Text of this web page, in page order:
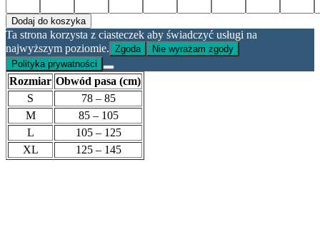
Dodaj do koszyka
Ta strona korzysta z ciasteczek aby świadczyć usługi na
najwyższym poziomie. Zgoda
Nie wyrażam zgody
Polityka prywatności
Rozmiar Obwód pasa (cm)
S
78 – 85
M
85 – 105
L
105 – 125
XL
125 – 145